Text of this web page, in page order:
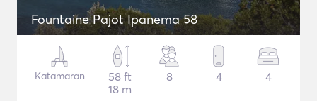
Fountaine Pajot Ipanema 58
Katamaran
58 ft
18 m
8 4 4